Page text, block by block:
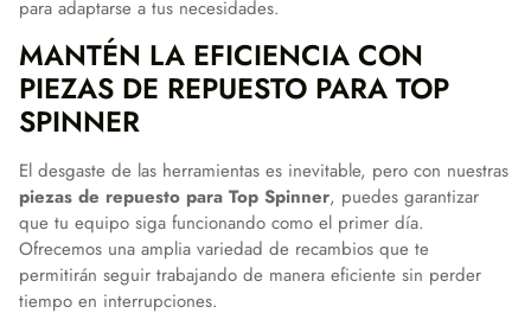
para adaptarse a tus necesidades.
MANTÉN LA EFICIENCIA CON
PIEZAS DE REPUESTO PARA TOP
SPINNER
El desgaste de las herramientas es inevitable, pero con nuestras
piezas de repuesto para Top Spinner, puedes garantizar
que tu equipo siga funcionando como el primer día.
Ofrecemos una amplia variedad de recambios que te
permitirán seguir trabajando de manera eficiente sin perder
tiempo en interrupciones.